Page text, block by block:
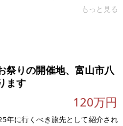
も取り組みやすい一棟です。オー
から貸す」までの手間や空室リ
す。本物件では、現在の入居者様
定家賃収入は
もっと見る
祭りの開催地、富山市八
ます
120万円
年に行くべき旅先として紹介され